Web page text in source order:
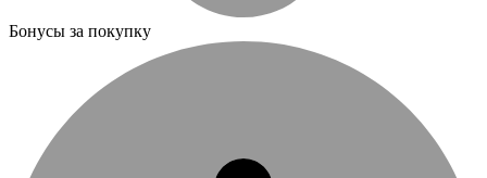
Бонусы за покупку